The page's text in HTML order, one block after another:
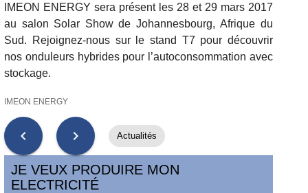
IMEON ENERGY sera présent les 28 et 29 mars 2017
au salon Solar Show de Johannesbourg, Afrique du
Sud. Rejoignez-nous sur le stand T7 pour découvrir
nos onduleurs hybrides pour l’autoconsommation avec
stockage.
IMEON ENERGY
chevron_left chevron_right Actualités
JE VEUX PRODUIRE MON
ELECTRICITÉ